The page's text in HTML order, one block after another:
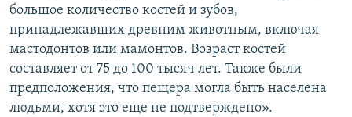
большое количество костей и зубов,
принадлежавших древним животным, включая
мастодонтов или мамонтов. Возраст костей
составляет от 75 до 100 тысяч лет. Также были
предположения, что пещера могла быть населена
людьми, хотя это еще не подтверждено».